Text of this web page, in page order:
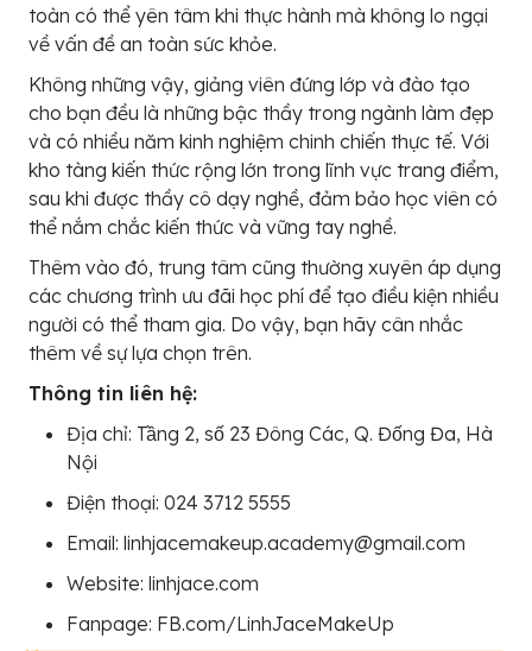
toàn có thể yên tâm khi thực hành mà không lo ngại
về vấn đề an toàn sức khỏe.
Không những vậy, giảng viên đứng lớp và đào tạo
cho bạn đều là những bậc thầy trong ngành làm đẹp
và có nhiều năm kinh nghiệm chinh chiến thực tế. Với
kho tàng kiến thức rộng lớn trong lĩnh vực trang điểm,
sau khi được thầy cô dạy nghề, đảm bảo học viên có
thể nắm chắc kiến thức và vững tay nghề.
Thêm vào đó, trung tâm cũng thường xuyên áp dụng
các chương trình ưu đãi học phí để tạo điều kiện nhiều
người có thể tham gia. Do vậy, bạn hãy cân nhắc
thêm về sự lựa chọn trên.
Thông tin liên hệ:
Địa chỉ: Tầng 2, số 23 Đông Các, Q. Đống Đa, Hà
Nội
Điện thoại: 024 3712 5555
Email: linhjacemakeup.academy@gmail.com
Website: linhjace.com
Fanpage: FB.com/LinhJaceMakeUp